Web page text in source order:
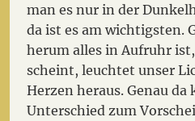
man es nur in der
da ist es am wichtigsten.
herum alles in Aufruhr
scheint, leuchtet unser
Herzen heraus. Genau
Unterschied zum